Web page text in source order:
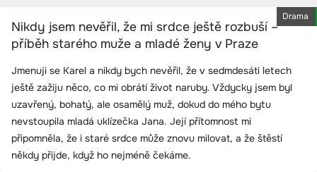
Drama
Nikdy jsem nevěřil, že mi srdce ještě rozbuší –
příběh starého muže a mladé ženy v Praze
Jmenuji se Karel a nikdy bych nevěřil, že v sedmdesáti letech
ještě zažiju něco, co mi obrátí život naruby. Vždycky jsem byl
uzavřený, bohatý, ale osamělý muž, dokud do mého bytu
nevstoupila mladá uklízečka Jana. Její přítomnost mi
připomněla, že i staré srdce může znovu milovat, a že štěstí
někdy přijde, když ho nejméně čekáme.